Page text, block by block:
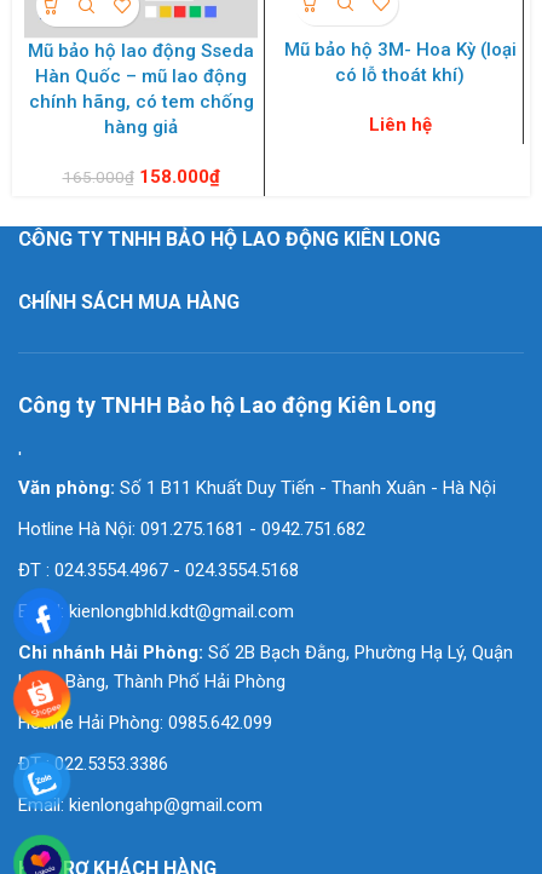
Mũ bảo hộ lao động Sseda
Hàn Quốc – mũ lao động
chính hãng, có tem chống
hàng giả
165.000₫ 158.000₫
Mũ bảo hộ 3M- Hoa Kỳ (loại
có lỗ thoát khí)
Liên hệ
CÔNG TY TNHH BẢO HỘ LAO ĐỘNG KIÊN LONG
CHÍNH SÁCH MUA HÀNG
Công ty TNHH Bảo hộ Lao động Kiên Long
'
Văn phòng: Số 1 B11 Khuất Duy Tiến - Thanh Xuân - Hà Nội
Hotline Hà Nội: 091.275.1681 - 0942.751.682
ĐT : 024.3554.4967 - 024.3554.5168
Email:kienlongbhld.kdt@gmail.com
Chi nhánh Hải Phòng: Số 2B Bạch Đằng, Phường Hạ Lý, Quận
Hồng Bàng, Thành Phố Hải Phòng
Hotline Hải Phòng: 0985.642.099
ĐT : 022.5353.3386
Email:kienlongahp@gmail.com
HỖ TRỢ KHÁCH HÀNG